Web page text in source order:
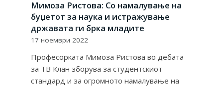
Мимоза Ристова: Со намалување на
буџетот за наука и истражување
државата ги брка младите
17 ноември 2022
Професорката Мимоза Ристова во дебата
за ТВ Клан зборува за студентскиот
стандард и за огромното намалување на